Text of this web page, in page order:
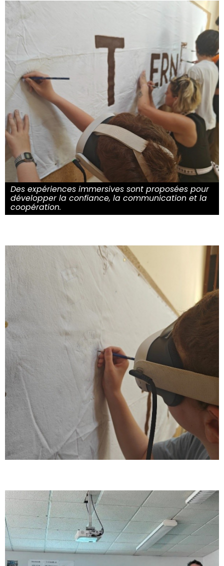
Des expériences immersives sont proposées pour
développer la confiance, la communication et la
coopération.